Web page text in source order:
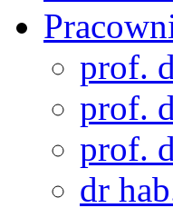
prof.
prof.
prof.
dr